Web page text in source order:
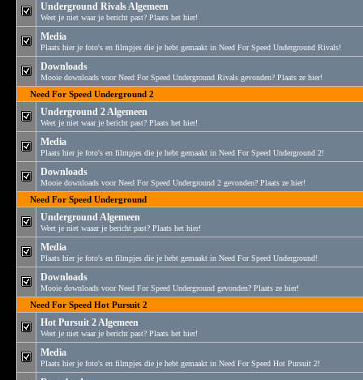
Underground Rivals Algemeen
Weet je niet waar je bericht past? Plaats het hier!
Media
Plaats hier je foto's en filmpjes die je hebt gemaakt in Need For Speed Underground Rivals!
Downloads
Mooie downloads voor Need For Speed Underground Rivals gevonden? Plaats ze hier!
Need For Speed Underground 2
Underground 2 Algemeen
Weet je niet waar je bericht past? Plaats het hier!
Media
Plaats hier je foto's en filmpjes die je hebt gemaakt in Need For Speed Underground 2!
Downloads
Mooie downloads voor Need For Speed Underground 2 gevonden? Plaats ze hier!
Need For Speed Underground
Underground Algemeen
Weet je niet waaar je bericht past? Plaats het hier!
Media
Plaats hier je foto's en filmpjes die je hebt gemaakt in Need For Speed Underground!
Downloads
Mooie downloads voor Need For Speed Underground gevonden? Plaats ze hier!
Need For Speed Hot Pursuit 2
Hot Pursuit 2 Algemeen
Weet je niet waar je bericht past? Plaats het hier!
Media
Plaats hier je foto's en filmpjes die je hebt gemaakt in Need For Speed Hot Pursuit 2!